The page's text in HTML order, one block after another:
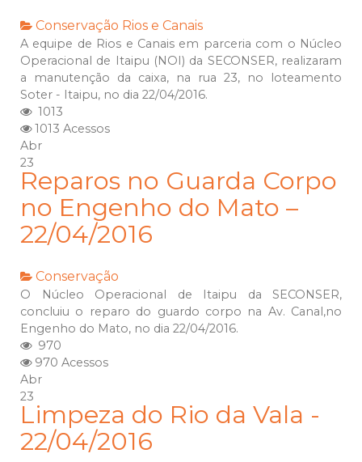
Conservação Rios e Canais
A equipe de Rios e Canais em parceria com o Núcleo
Operacional de Itaipu (NOI) da SECONSER, realizaram
a manutenção da caixa, na rua 23, no loteamento
Soter - Itaipu, no dia 22/04/2016.
1013
1013 Acessos
Abr
23
Reparos no Guarda Corpo
no Engenho do Mato –
22/04/2016
Conservação
O Núcleo Operacional de Itaipu da SECONSER,
concluiu o reparo do guardo corpo na Av. Canal,no
Engenho do Mato, no dia 22/04/2016.
970
970 Acessos
Abr
23
Limpeza do Rio da Vala -
22/04/2016